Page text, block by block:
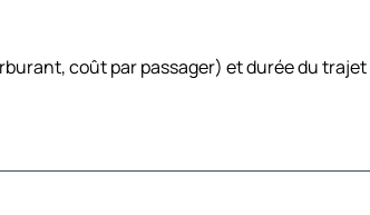
coût par passager) et durée du